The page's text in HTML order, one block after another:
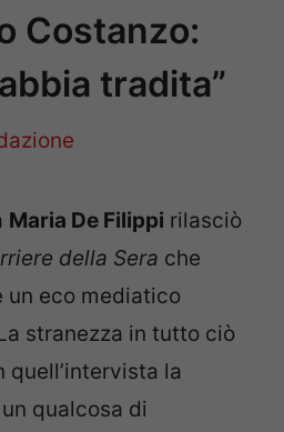
Costanzo:
tradita”
Maria De Filippi rilasciò
della Sera che
un eco mediatico
stranezza in tutto ciò
la
qualcosa di